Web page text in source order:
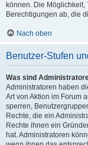
können. Die
Berechtigungen ab, die
Nach oben
Benutzer-Stufen
Was sind
Administratoren haben
Art von Aktion im Forum
sperren,
Rechte, die ein
Rechte ihnen ein
hat. Administratoren